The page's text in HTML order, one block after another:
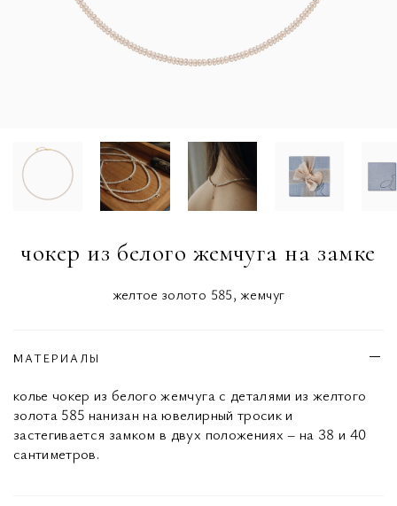
чокер из белого жемчуга на замке
желтое золото 585, жемчуг
МАТЕРИАЛЫ
колье чокер из белого жемчуга с деталями из желтого
золота 585 нанизан на ювелирный тросик и
застегивается замком в двух положениях – на 38 и 40
сантиметров.